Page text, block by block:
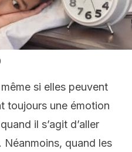
si elles peuvent
toujours une émotion
il s’agit d’aller
Néanmoins, quand les